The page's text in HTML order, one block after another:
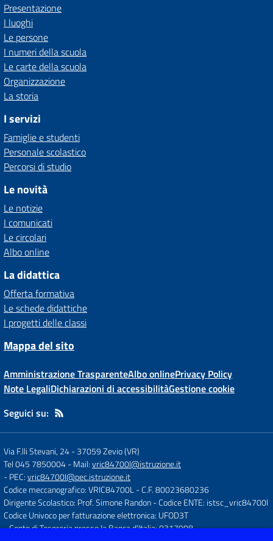
Presentazione
I luoghi
Le persone
I numeri della scuola
Le carte della scuola
Organizzazione
La storia
I servizi
Famiglie e studenti
Personale scolastico
Percorsi di studio
Le novità
Le notizie
I comunicati
Le circolari
Albo online
La didattica
Offerta formativa
Le schede didattiche
I progetti delle classi
Mappa del sito
Amministrazione TrasparenteAlbo onlinePrivacy Policy
Note LegaliDichiarazioni di accessibilitàGestione cookie
Seguici su:
Via F.lli Stevani, 24-37059 Zevio (VR)
Tel 045 7850004- Mail:vric84700l@istruzione.it
- PEC:vric84700l@pec.istruzione.it
Codice meccanografico: VRIC84700L- C.F. 80023680236
Dirigente Scolastico: Prof. Simone Randon- Codice ENTE: istsc_vric84700l
Codice Univoco per fatturazione elettronica: UFOD3T
- Conto di Tesoreria presso la Banca d'Italia: 0317998